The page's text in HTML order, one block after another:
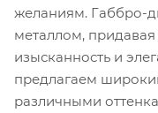
желаниям. Габбро-
металлом,
изысканность и
предлагаем
различными